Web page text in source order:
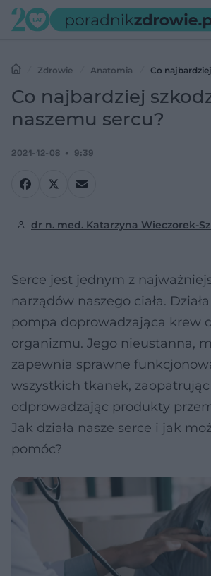
Zdrowie Anatomia
Co
sercu?
Co najbardziej
naszemu sercu?
2021-12-08 9:39
dr n. med. Katarzyna Wieczorek-
Serce jest jednym z
narządów naszego ciała.
pompa doprowadzająca krew
organizmu. Jego nieustanna,
zapewnia sprawne
wszystkich tkanek,
odprowadzając produkty
Jak działa nasze serce i jak
pomóc?